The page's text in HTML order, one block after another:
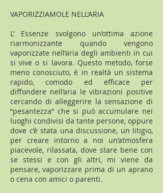
VAPORIZZIAMOLE NELL’ARIA
L’ Essenze svolgono un’ottima azione
riarmonizzante quando vengono
vaporizzate nell’aria degli ambienti in cui
si vive o si lavora. Questo metodo, forse
meno conosciuto, è in realtà un sistema
rapido, comodo ed efficace per
diffondere nell’aria le vibrazioni positive
cercando di alleggerire la sensazione di
“pesantezza” che si può accumulare nei
luoghi condivisi da tante persone, oppure
dove c’è stata una discussione, un litigio,
per creare intorno a noi un’atmosfera
piacevole, rilassata, dove stare bene con
se stessi e con gli altri, mi viene da
pensare, vaporizzare prima di un aprano
o cena con amici o parenti.